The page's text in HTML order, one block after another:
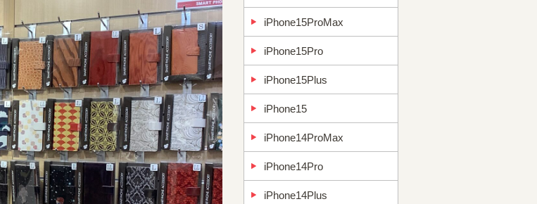
iPhone15ProMax
iPhone15Pro
iPhone15Plus
iPhone15
iPhone14ProMax
iPhone14Pro
iPhone14Plus